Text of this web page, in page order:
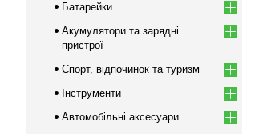
Батарейки
Акумулятори та зарядні
пристрої
Спорт, відпочинок та туризм
Інструменти
Автомобільні аксесуари